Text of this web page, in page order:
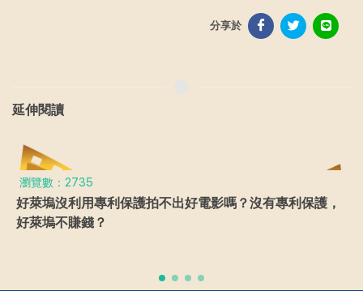
分享於
延伸閱讀
瀏覽數：2735
好萊塢沒利用專利保護拍不出好電影嗎？沒有專利保護，
好萊塢不賺錢？